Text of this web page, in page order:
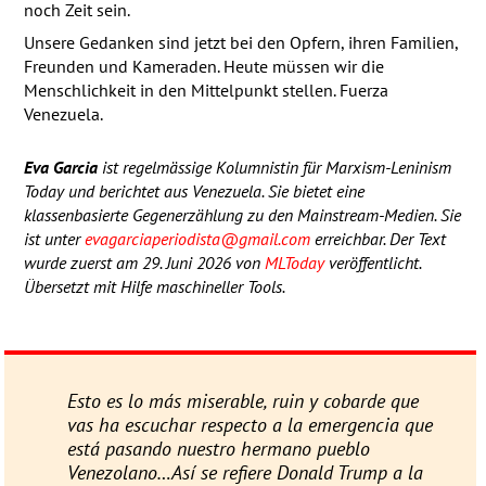
noch Zeit sein.
Unsere Gedanken sind jetzt bei den Opfern, ihren Familien,
Freunden und Kameraden. Heute müssen wir die
Menschlichkeit in den Mittelpunkt stellen. Fuerza
Venezuela.
Eva Garciaist regelmässige Kolumnistin für Marxism-Leninism
Today und berichtet aus Venezuela. Sie bietet eine
klassenbasierte Gegenerzählung zu den Mainstream-Medien. Sie
ist unterevagarciaperiodista@gmail.comerreichbar. Der Text
wurde zuerst am 29. Juni 2026 von MLTodayveröffentlicht.
Übersetzt mit Hilfe maschineller Tools.
Esto es lo más miserable, ruin y cobarde que
vas ha escuchar respecto a la emergencia que
está pasando nuestro hermano pueblo
Venezolano…Así se refiere Donald Trump a la